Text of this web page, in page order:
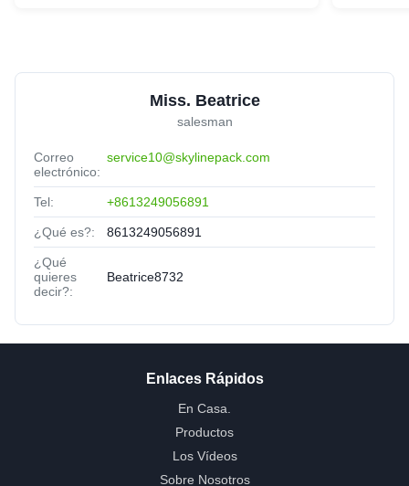
Miss. Beatrice
salesman
Correo
electrónico:
service10@skylinepack.com
Tel: +8613249056891
¿Qué es?: 8613249056891
¿Qué
quieres
decir?:
Beatrice8732
Enlaces Rápidos
En Casa.
Productos
Los Vídeos
Sobre Nosotros